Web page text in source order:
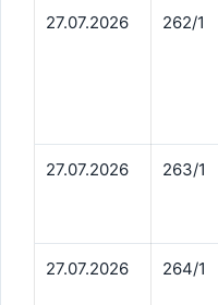
27.07.2026 262/1
27.07.2026 263/1
27.07.2026 264/1